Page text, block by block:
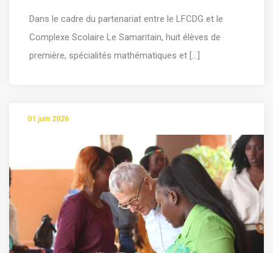
Dans le cadre du partenariat entre le LFCDG et le
Complexe Scolaire Le Samaritain, huit élèves de
première, spécialités mathématiques et [...]
01 juin 2026